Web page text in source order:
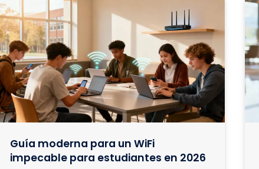
Guía moderna para un WiFi
impecable para estudiantes en 2026